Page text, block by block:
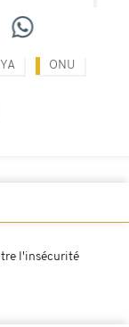
ONU
l'insécurité